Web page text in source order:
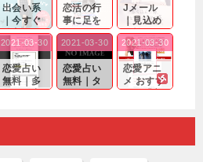
出会い系
｜今すぐ
仲良くな
れる相手
探しをし
たいと...
恋活の行
事に足を
運んでも
出会いの
チャンス
が訪れ...
Jメール
｜見込め
る効果が
確実なも
のであっ
ても…...
恋愛占い
無料｜多
プリの内
2021-03-30
恋愛占い
無料｜タ
る人に恋
2021-03-30
恋愛アニ
メ おすす
雑で素人
2021-03-30